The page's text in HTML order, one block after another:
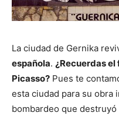
La ciudad de Gernika
española. ¿Recuerdas el
Picasso? Pues te
esta ciudad para su obra
bombardeo que destruyó